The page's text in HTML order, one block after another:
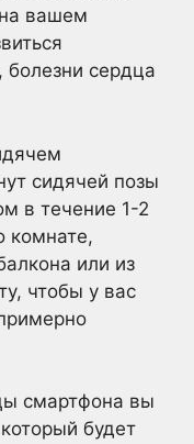
вашем
сердца
сидячей позы
в течение 1-2
комнате,
или из
чтобы у вас
смартфона вы
будет